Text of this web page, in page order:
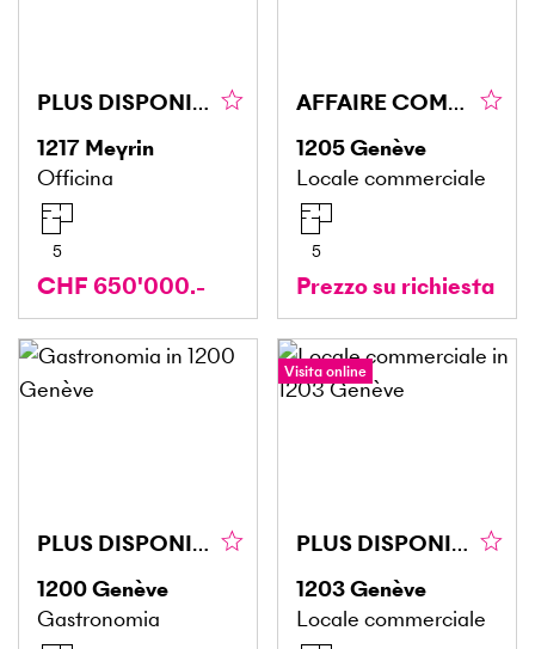
PLUS DISPONIBLE
1217 Meyrin
Officina
5
CHF 650'000.-
AFFAIRE COMMERCE - SITUATION IDÉALE
1205Genève
Locale commerciale
5
Prezzo su richiesta
PLUS DISPONIBLE PLUS DISPONIBLE
1200Genève
Gastronomia
Visita online
PLUS DISPONIBLE
1203Genève
Locale commerciale